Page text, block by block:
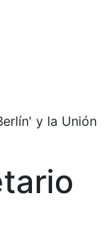
y la Unión